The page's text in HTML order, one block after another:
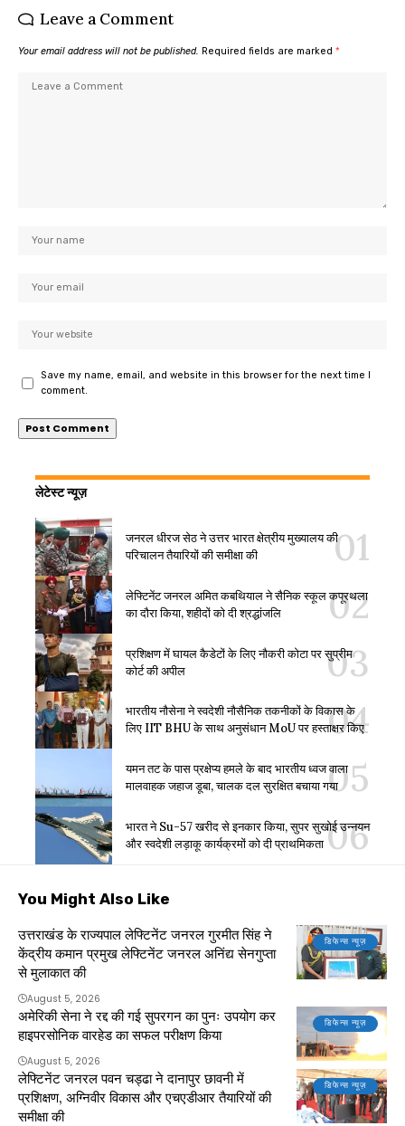
Leave a Comment
Your email address will not be published. Required fields are marked *
Save my name, email, and website in this browser for the next time I
comment.
लेटेस्ट न्यूज़
जनरल धीरज सेठ ने उत्तर भारत क्षेत्रीय मुख्यालय की
परिचालन तैयारियों की समीक्षा की
लेफ्टिनेंट जनरल अमित कबथियाल ने सैनिक स्कूल कपूरथला
का दौरा किया, शहीदों को दी श्रद्धांजलि
प्रशिक्षण में घायल कैडेटों के लिए नौकरी कोटा पर सुप्रीम
कोर्ट की अपील
भारतीय नौसेना ने स्वदेशी नौसैनिक तकनीकों के विकास के
लिए IIT BHU के साथ अनुसंधान MoU पर हस्ताक्षर किए
यमन तट के पास प्रक्षेप्य हमले के बाद भारतीय ध्वज वाला
मालवाहक जहाज डूबा, चालक दल सुरक्षित बचाया गया
भारत ने Su-57 खरीद से इनकार किया, सुपर सुखोई उन्नयन
और स्वदेशी लड़ाकू कार्यक्रमों को दी प्राथमिकता
You Might Also Like
डिफेन्स न्यूज़
उत्तराखंड के राज्यपाल लेफ्टिनेंट जनरल गुरमीत सिंह ने
केंद्रीय कमान प्रमुख लेफ्टिनेंट जनरल अनिंद्य सेनगुप्ता
से मुलाकात की
August 5, 2026
डिफेन्स न्यूज़
अमेरिकी सेना ने रद्द की गई सुपरगन का पुनः उपयोग कर
हाइपरसोनिक वारहेड का सफल परीक्षण किया
August 5, 2026
डिफेन्स न्यूज़
लेफ्टिनेंट जनरल पवन चड्ढा ने दानापुर छावनी में
प्रशिक्षण, अग्निवीर विकास और एचएडीआर तैयारियों की
समीक्षा की